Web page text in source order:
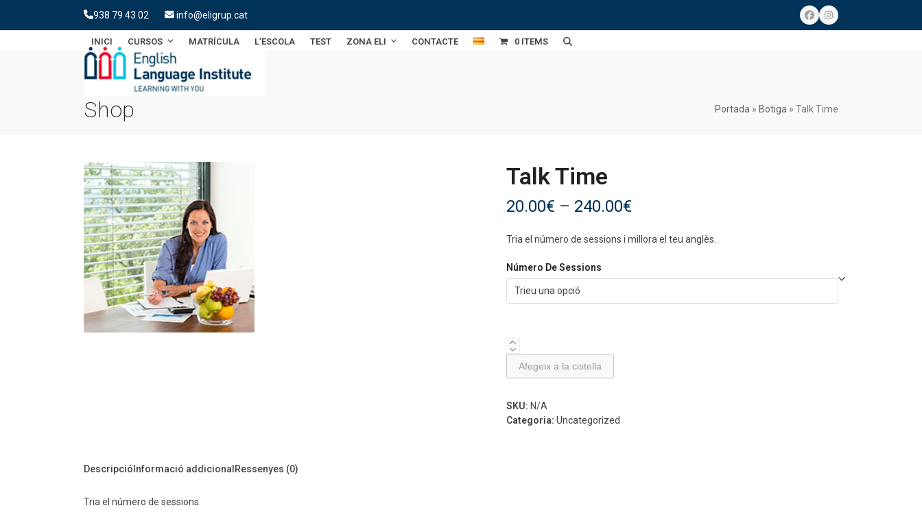
938 79 43 02 info@eligrup.cat FacebookInstagram
INICI CURSOS MATRÍCULA L’ESCOLA TEST ZONA ELI CONTACTE 0 ITEMS
Shop Portada » Botiga » Talk Time
Talk Time
20.00€ – 240.00€
de
20.00€
a
Tria el número de sessions i millora el teu anglès.
Número De Sessions
quantitat
de
Talk
Afegeix a la cistella
SKU: N/A
Categoria: Uncategorized
Descripció Informació addicional Ressenyes (0)
Tria el número de sessions.